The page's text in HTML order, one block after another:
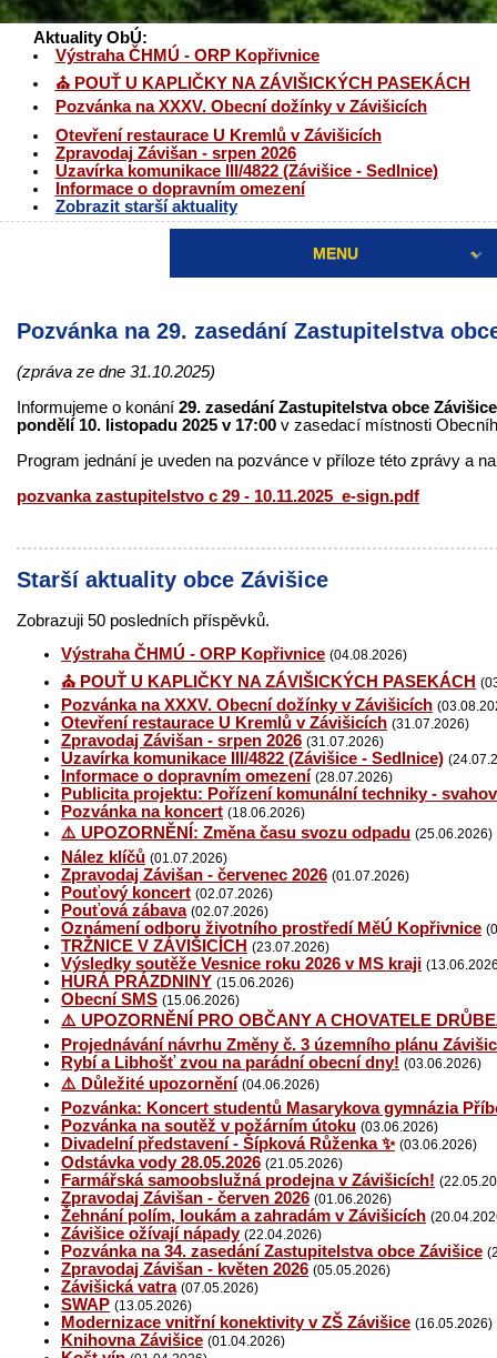
Aktuality ObÚ:
Výstraha ČHMÚ - ORP Kopřivnice
⛪ POUŤ U KAPLIČKY NA ZÁVIŠICKÝCH PASEKÁCH
Pozvánka na XXXV. Obecní dožínky v Závišicích
Otevření restaurace U Kremlů v Závišicích
Zpravodaj Závišan - srpen 2026
Uzavírka komunikace III/4822 (Závišice - Sedlnice)
Informace o dopravním omezení
Zobrazit starší aktuality
MENU
Pozvánka na 29. zasedání Zastupitelstva
(zpráva ze dne 31.10.2025)
Informujeme o konání 29. zasedání Zastupitelstva obce Závišice
pondělí 10. listopadu 2025 v 17:00 v zasedací místnosti
Program jednání je uveden na pozvánce v příloze této zprávy a
pozvanka zastupitelstvo c 29 - 10.11.2025_e-sign.pdf
Starší aktuality obce Závišice
Zobrazuji 50 posledních příspěvků.
Výstraha ČHMÚ - ORP Kopřivnice (04.08.2026)
⛪ POUŤ U KAPLIČKY NA ZÁVIŠICKÝCH PASEKÁCH
Pozvánka na XXXV. Obecní dožínky v Závišicích
Otevření restaurace U Kremlů v Závišicích (31.07.2026)
Zpravodaj Závišan - srpen 2026 (31.07.2026)
Uzavírka komunikace III/4822 (Závišice - Sedlnice)
Informace o dopravním omezení (28.07.2026)
Publicita projektu: Pořízení komunální techniky -
Pozvánka na koncert (18.06.2026)
⚠️ UPOZORNĚNÍ: Změna času svozu odpadu (25.06.2026)
Nález klíčů (01.07.2026)
Zpravodaj Závišan - červenec 2026 (01.07.2026)
Pouťový koncert (02.07.2026)
Pouťová zábava (02.07.2026)
Oznámení odboru životního prostředí MěÚ Kopřivnice
TRŽNICE V ZÁVIŠICÍCH (23.07.2026)
Výsledky soutěže Vesnice roku 2026 v MS kraji
HURÁ PRÁZDNINY (15.06.2026)
Obecní SMS (15.06.2026)
⚠️ UPOZORNĚNÍ PRO OBČANY A CHOVATELE
Projednávání návrhu Změny č. 3 územního plánu Závišic
Rybí a Libhošť zvou na parádní obecní dny! (03.06.2026)
⚠️ Důležité upozornění (04.06.2026)
Pozvánka: Koncert studentů Masarykova gymnázia
Pozvánka na soutěž v požárním útoku (03.06.2026)
Divadelní představení - Šípková Růženka ✨ (03.06.2026)
Odstávka vody 28.05.2026 (21.05.2026)
Farmářská samoobslužná prodejna v Závišicích!
Zpravodaj Závišan - červen 2026 (01.06.2026)
Žehnání polím, loukám a zahradám v Závišicích
Závišice ožívají nápady (22.04.2026)
Pozvánka na 34. zasedání Zastupitelstva obce Závišice
Zpravodaj Závišan - květen 2026 (05.05.2026)
Závišická vatra (07.05.2026)
SWAP (13.05.2026)
Modernizace vnitřní konektivity v ZŠ Závišice (16.05.2026)
Knihovna Závišice (01.04.2026)